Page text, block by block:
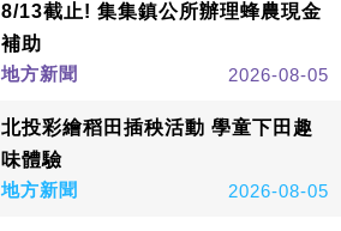
8/13截止! 集集鎮公所辦理蜂農現金
補助
地方新聞
2026-08-05
北投彩繪稻田插秧活動 學童下田趣
味體驗
地方新聞
2026-08-05